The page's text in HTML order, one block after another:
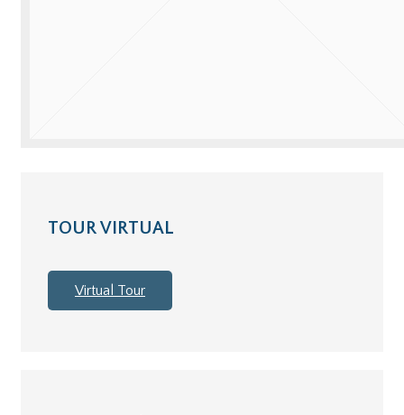
TOUR VIRTUAL
Virtual Tour